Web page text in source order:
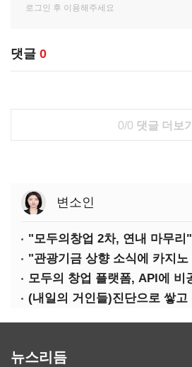
댓글 0
0/0 댓글 더보기
변소인
"모두의창업 2차, 연내 마무리"
뉴스리듬